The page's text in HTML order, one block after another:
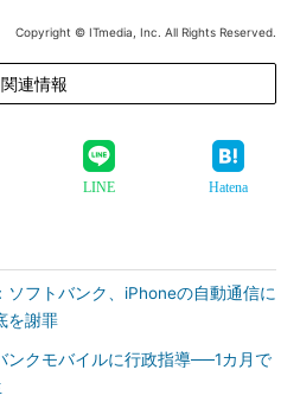
Copyright © ITmedia, Inc. All Rights Reserved.
関連情報
LINE Hatena
ソフトバンク、iPhoneの自動通信に
を謝罪
ンクモバイルに行政指導──1カ月で